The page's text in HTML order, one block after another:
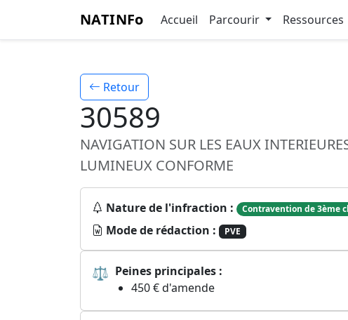
NATINFo Accueil Parcourir Ressources
Retour
30589
NAVIGATION SUR LES EAUX
LUMINEUX CONFORME
Nature de l'infraction : Contravention de 3ème
Mode de rédaction :
PVE
⚖ Peines principales :
450 € d'amende